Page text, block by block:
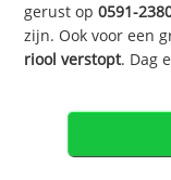
gerust op0591-
zijn. Ook voor een
riool verstopt. Dag